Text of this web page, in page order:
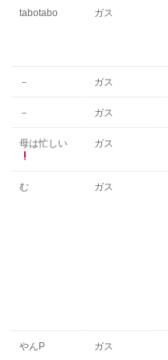
tabotabo ガス
－ ガス
－ ガス
母は忙しい ガス
む ガス
やんP ガス